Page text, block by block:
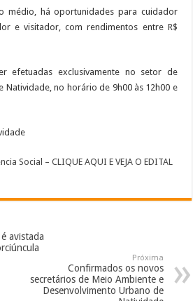
médio, há oportunidades para cuidador
e visitador, com rendimentos entre R$
efetuadas exclusivamente no setor de
no horário de 9h00 às 12h00 e
Social – CLIQUE AQUI E VEJA O EDITAL
avistada
Próxima
Confirmados os novos
secretários de Meio Ambiente e
Desenvolvimento Urbano de